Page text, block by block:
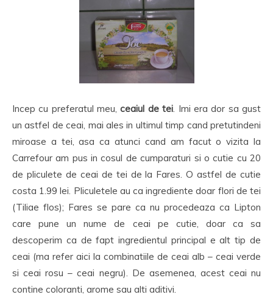
Incep cu preferatul meu,ceaiul de tei . Imi era dor sa gust
un astfel de ceai, mai ales in ultimul timp cand pretutindeni
miroase a tei, asa ca atunci cand am facut o vizita la
Carrefour am pus in cosul de cumparaturi si o cutie cu 20
de pliculete de ceai de tei de la Fares. O astfel de cutie
costa 1.99 lei. Pliculetele au ca ingrediente doar flori de tei
(Tiliae flos); Fares se pare ca nu procedeaza ca Lipton
care pune un nume de ceai pe cutie, doar ca sa
descoperim ca de fapt ingredientul principal e alt tip de
ceai (ma refer aici la combinatiile de ceai alb – ceai verde
si ceai rosu – ceai negru). De asemenea, acest ceai nu
contine coloranti, arome sau alti aditivi.